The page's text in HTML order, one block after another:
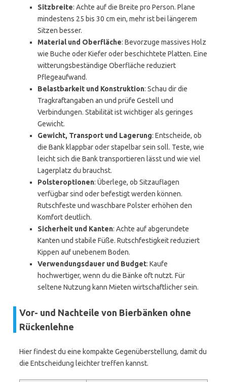
Sitzbreite: Achte auf die Breite pro Person. Plane
mindestens 25 bis 30 cm ein, mehr ist bei längerem
Sitzen besser.
Material und Oberfläche: Bevorzuge massives Holz
wie Buche oder Kiefer oder beschichtete Platten. Eine
witterungsbeständige Oberfläche reduziert
Pflegeaufwand.
Belastbarkeit und Konstruktion: Schau dir die
Tragkraftangaben an und prüfe Gestell und
Verbindungen. Stabilität ist wichtiger als geringes
Gewicht.
Gewicht, Transport und Lagerung: Entscheide, ob
die Bank klappbar oder stapelbar sein soll. Teste, wie
leicht sich die Bank transportieren lässt und wie viel
Lagerplatz du brauchst.
Polsteroptionen: Überlege, ob Sitzauflagen
verfügbar sind oder befestigt werden können.
Rutschfeste und waschbare Polster erhöhen den
Komfort deutlich.
Sicherheit und Kanten: Achte auf abgerundete
Kanten und stabile Füße. Rutschfestigkeit reduziert
Kippen auf unebenem Boden.
Verwendungsdauer und Budget: Kaufe
hochwertiger, wenn du die Bänke oft nutzt. Für
seltene Nutzung kann Mieten wirtschaftlicher sein.
Vor- und Nachteile von Bierbänken ohne
Rückenlehne
Hier findest du eine kompakte Gegenüberstellung, damit du
die Entscheidung leichter treffen kannst.